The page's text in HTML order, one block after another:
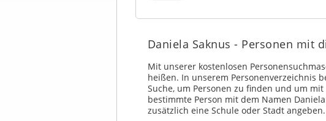
Daniela Saknus - Personen mit
Mit unserer kostenlosen
heißen. In unserem Personenverzeichnis
Suche, um Personen zu finden und um
bestimmte Person mit dem Namen
zusätzlich eine Schule oder Stadt angeben.